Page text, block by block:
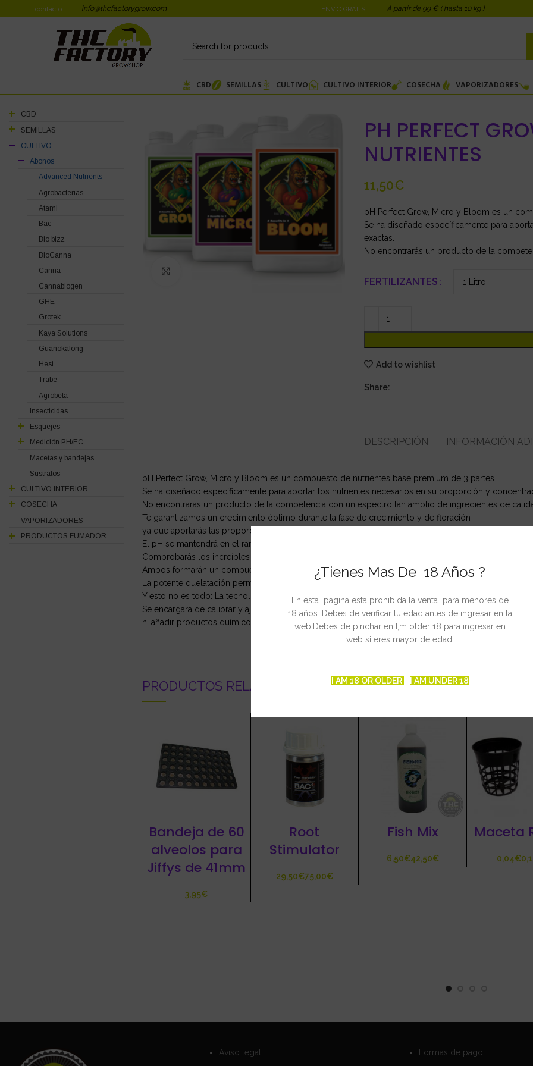
¿Tienes Mas De 18 Años ?
En esta pagina esta prohibida la venta para menores de
18 años. Debes de verificar tu edad antes de ingresar en la
web.Debes de pinchar en I,m older 18 para ingresar en
web si eres mayor de edad.
I AM 18 OR OLDER I AM UNDER 18
contacto info@thcfactorygrow.com ENVIO GRATIS! A partir de 99 € ( hasta 10 kg )
CBD SEMILLAS CULTIVO CULTIVO INTERIOR COSECHA VAPORIZADORES
PH PERFECT
NUTRIENTES
€
pH Perfect Grow, Micro y Bloom es un
Se ha diseñado específicamente para
exactas.
No encontrarás un producto de la
FERTILIZANTES
Add to wishlist
Share:
DESCRIPCIÓN INFORMACIÓN
pH Perfect Grow, Micro y Bloom es un compuesto de nutrientes base premium de 3 partes.
Se ha diseñado específicamente para aportar los nutrientes necesarios en su proporción y
No encontrarás un producto de la competencia con un espectro tan amplio de ingredientes de
Te garantizamos un crecimiento óptimo durante la fase de crecimiento y de floración
ya que aportarás las proporciones exactas de macro y micronutrientes.
El pH se mantendrá en el rango óptimo y se aportará una amplia gama de aminoácidos a tus plantas.
Comprobarás los increíbles resultados del ácido fúlvico y del poderoso surfactante no iónico.
Ambos formarán un compuesto de nutrición que garantizará la absorción de los nutrientes
La potente quelatación permitirá que cada uno de los nutrientes sea absorbido por las raíces de la
Y esto no es todo: La tecnología pH Perfect trabajará sin descanso.
Se encargará de calibrar y ajustar el pH para que nunca más tengas que utilizar medidores
ni añadir productos químicos agresivos para regular el pH.
PRODUCTOS RELACIONADOS
Bandeja de 60
alveolos para
Jiffys de 41mm
€
Root
Stimulator
€ €
Fish Mix
€ €
Maceta
€
CBD
SEMILLAS
CULTIVO
Abonos
Advanced Nutrients
Agrobacterias
Atami
Bac
Bio bizz
BioCanna
Canna
Cannabiogen
GHE
Grotek
Kaya Solutions
Guanokalong
Hesi
Trabe
Agrobeta
Insecticidas
Esquejes
Medición PH/EC
Macetas y bandejas
Sustratos
CULTIVO INTERIOR
COSECHA
VAPORIZADORES
PRODUCTOS FUMADOR
Aviso legal Formas de pago